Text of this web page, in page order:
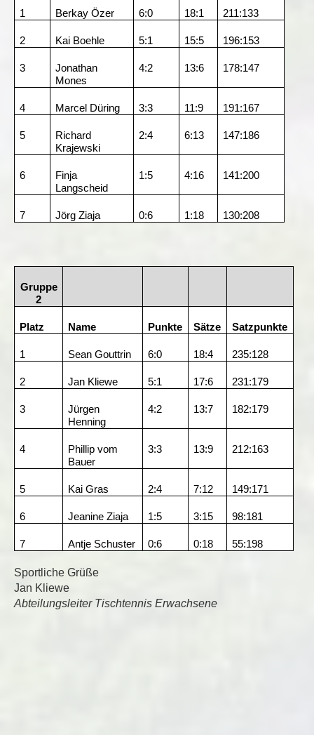
1 Berkay Özer 6:0 18:1 211:133
2 Kai Boehle 5:1 15:5 196:153
3
Jonathan
Mones
4:2 13:6 178:147
4 Marcel Düring 3:3 11:9 191:167
5
Richard
Krajewski
2:4 6:13 147:186
6
Finja
Langscheid
1:5 4:16 141:200
7 Jörg Ziaja 0:6 1:18 130:208
Gruppe
2
Platz Name Punkte Sätze Satzpunkte
1 Sean Gouttrin 6:0 18:4 235:128
2 Jan Kliewe 5:1 17:6 231:179
3
Jürgen
Henning
4:2 13:7 182:179
4
Phillip vom
Bauer
3:3 13:9 212:163
5 Kai Gras 2:4 7:12 149:171
6 Jeanine Ziaja 1:5 3:15 98:181
7 Antje Schuster 0:6 0:18 55:198
Sportliche Grüße
Jan Kliewe
Abteilungsleiter Tischtennis Erwachsene